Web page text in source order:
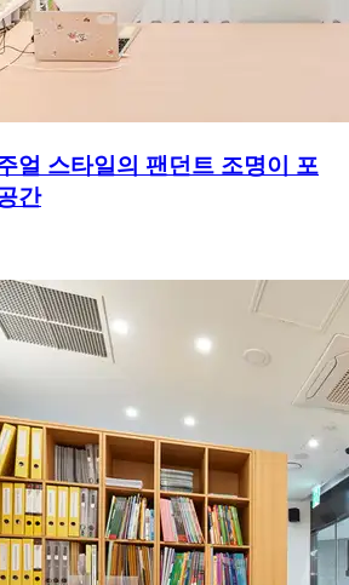
얼 스타일의 팬던트 조명이 포
간